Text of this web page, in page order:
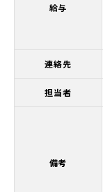
給与
連絡先
担当者
備考